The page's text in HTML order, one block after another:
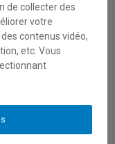
Human Rights
FB 804 (8ème
multiplient à un
de collecter des
votre
contenus vidéo,
etc. Vous